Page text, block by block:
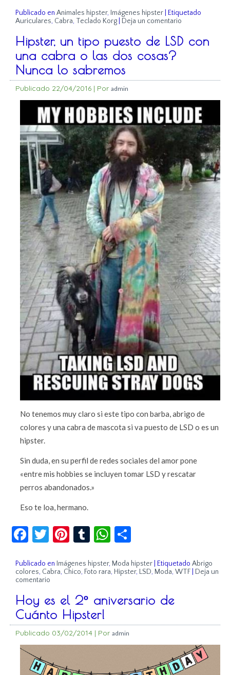
Publicado en Animales hipster, Imágenes hipster
Etiquetado
Auriculares, Cabra, Teclado Korg Deja un comentario
Hipster, un tipo puesto de LSD con
una cabra o las dos cosas?
Nunca lo sabremos
Publicado 22/04/2016 | Por admin
No tenemos muy claro si este tipo con barba, abrigo de
colores y una cabra de mascota si va puesto de LSD o es un
hipster.
Sin duda, en su perfil de redes sociales del amor pone
«entre mis hobbies se incluyen tomar LSD y rescatar
perros abandonados.»
Eso te loa, hermano.
Facebook
Twitter
Pinterest
TumblrWhatsApp
Publicado en Imágenes hipster, Moda hipster Etiquetado Abrigo
colores, Cabra, Chico, Foto rara, Hipster, LSD, Moda,WTF
Deja un
comentario
Hoy es el 2º aniversario de
Cuánto Hipster!
Publicado 03/02/2014 | Por admin